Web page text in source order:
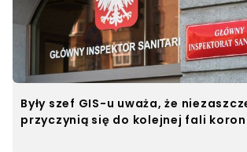
Były szef GIS-u uważa, że
przyczynią się do kolejnej fali